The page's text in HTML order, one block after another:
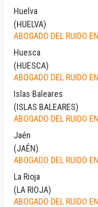
Huelva
(HUELVA)
ABOGADO DEL RUIDO
Huesca
(HUESCA)
ABOGADO DEL RUIDO
Islas Baleares
(ISLAS BALEARES)
ABOGADO DEL RUIDO
Jaén
(JAÉN)
ABOGADO DEL RUIDO
La Rioja
(LA RIOJA)
ABOGADO DEL RUIDO